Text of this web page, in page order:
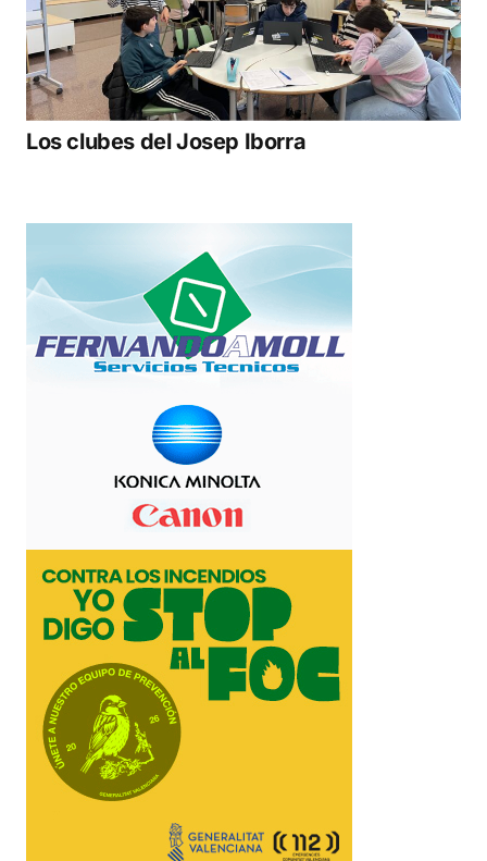
Los clubes del Josep Iborra